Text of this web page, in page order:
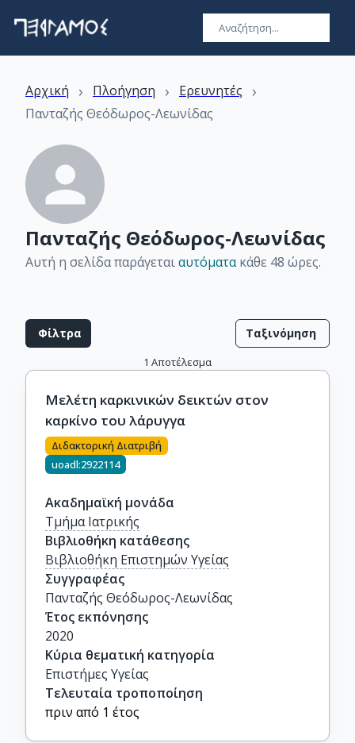
Αρχική › Πλοήγηση › Ερευνητές ›
Πανταζής Θεόδωρος-Λεωνίδας
Πανταζής Θεόδωρος-Λεωνίδας
Αυτή η σελίδα παράγεταιαυτόματακάθε 48 ώρες.
Φίλτρα Ταξινόμηση
1 Αποτέλεσμα
Μελέτη καρκινικών δεικτών στον
καρκίνο του λάρυγγα
Διδακτορική Διατριβή
uoadl:2922114
Ακαδημαϊκή μονάδα
Τμήμα Ιατρικής
Βιβλιοθήκη κατάθεσης
Βιβλιοθήκη Επιστημών Υγείας
Συγγραφέας
Πανταζής Θεόδωρος-Λεωνίδας
Έτος εκπόνησης
2020
Κύρια θεματική κατηγορία
Επιστήμες Υγείας
Τελευταία τροποποίηση
πριν από 1 έτος